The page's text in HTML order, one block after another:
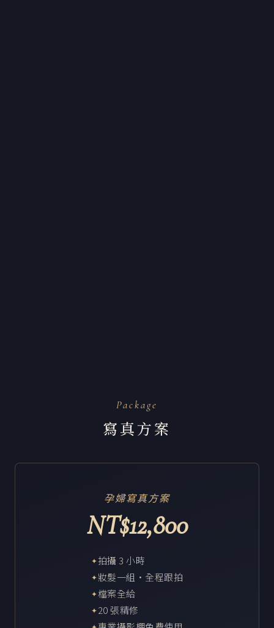
Package
寫真方案
孕婦寫真方案
NT$12,800
拍攝 3 小時
妝髮一組・全程跟拍
檔案全給
20 張精修